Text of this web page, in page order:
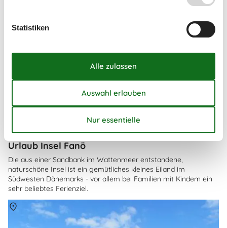
Urlaub Insel Fanö
Die aus einer Sandbank im Wattenmeer entstandene,
naturschöne Insel ist ein gemütliches kleines Eiland im
Südwesten Dänemarks - vor allem bei Familien mit Kindern ein
sehr beliebtes Ferienziel.
ÜberFanö
Statistiken